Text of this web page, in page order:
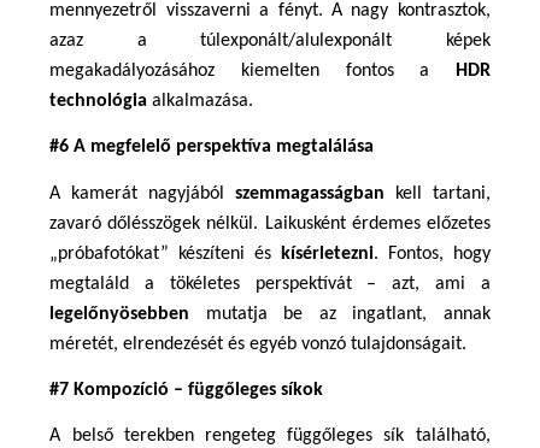
mennyezetről visszaverni a fényt. A nagy kontrasztok,
azaz a túlexponált/alulexponált képek
megakadályozásához kiemelten fontos a
HDR
technológia alkalmazása.
#6 A megfelelő perspektíva megtalálása
A kamerát nagyjából szemmagasságban kell tartani,
zavaró dőlésszögek nélkül. Laikusként érdemes előzetes
„próbafotókat” készíteni és
kísérletezni. Fontos, hogy
legelőnyösebben mutatja be az ingatlant, annak
méretét, elrendezését és egyéb vonzó tulajdonságait.
#7 Kompozíció – függőleges síkok
A belső terekben rengeteg függőleges sík található,